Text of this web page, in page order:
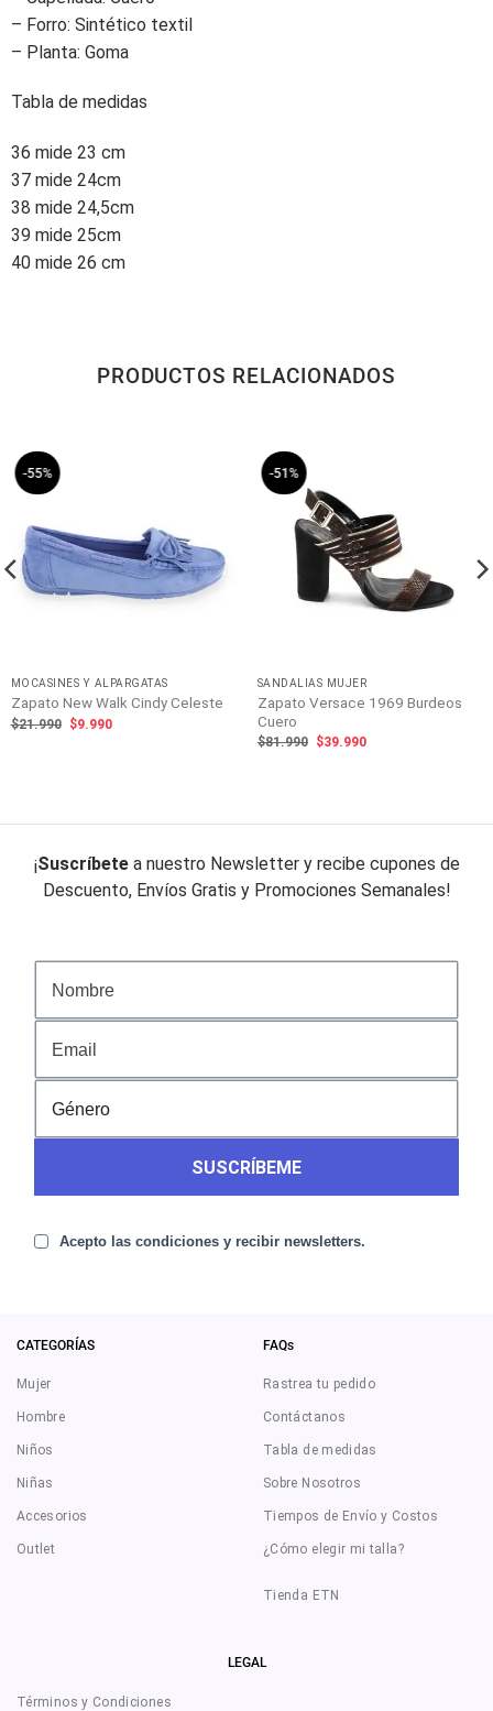
– Forro: Sintético textil
– Planta: Goma
Tabla de medidas
36 mide 23 cm
37 mide 24cm
38 mide 24,5cm
39 mide 25cm
40 mide 26 cm
PRODUCTOS RELACIONADOS
-55%
MOCASINES Y ALPARGATAS
Zapato New Walk Cindy Celeste
$21.990
El
$9.990El
-51%
SANDALIAS MUJER
Zapato Versace 1969 Burdeos
Cuero
$81.990 El
$39.990El
¡Suscríbete a nuestro Newsletter y recibe cupones de
Descuento, Envíos Gratis y Promociones Semanales!
SUSCRÍBEME
Acepto las condiciones y recibir newsletters.
CATEGORÍAS
Mujer
Hombre
Niños
Niñas
Accesorios
Outlet
FAQs
Rastrea tu pedido
Contáctanos
Tabla de medidas
Sobre Nosotros
Tiempos de Envío y Costos
¿Cómo elegir mi talla?
Tienda ETN
LEGAL
Términos y Condiciones